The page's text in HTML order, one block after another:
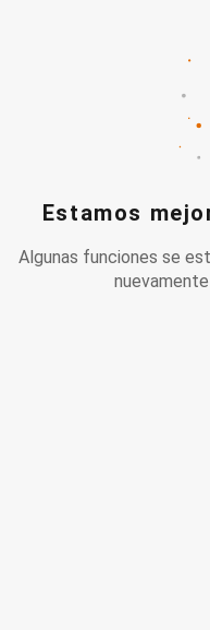
Estamos
Algunas funciones se